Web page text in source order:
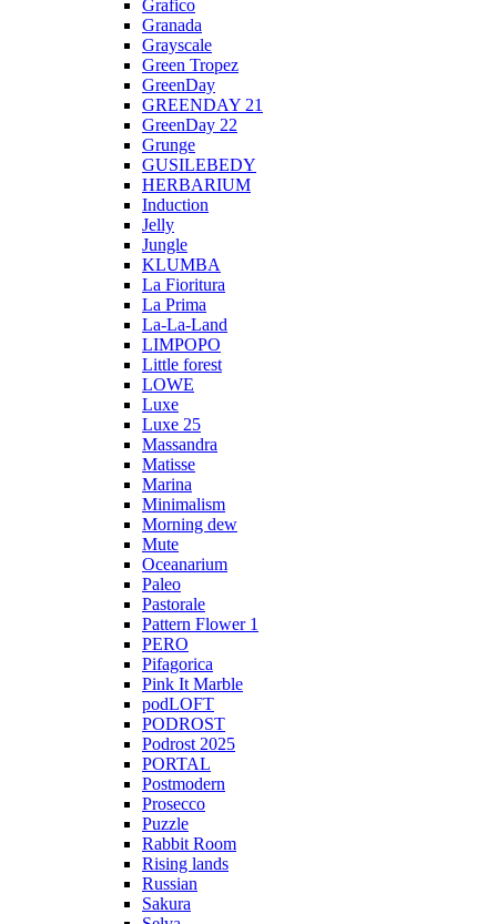
Grafico
Granada
Grayscale
Green Tropez
GreenDay
GREENDAY 21
GreenDay 22
Grunge
GUSILEBEDY
HERBARIUM
Induction
Jelly
Jungle
KLUMBA
La Fioritura
La Prima
La-La-Land
LIMPOPO
Little forest
LOWE
Luxe
Luxe 25
Massandra
Matisse
Marina
Minimalism
Morning dew
Mute
Oceanarium
Paleo
Pastorale
Pattern Flower 1
PERO
Pifagorica
Pink It Marble
podLOFT
PODROST
Podrost 2025
PORTAL
Postmodern
Prosecco
Puzzle
Rabbit Room
Rising lands
Russian
Sakura